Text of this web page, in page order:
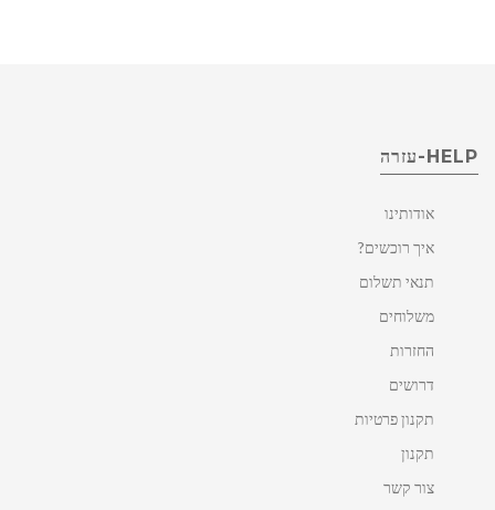
HELP-עזרה
אודותינו
איך רוכשים?
תנאי תשלום
משלוחים
החזרות
דרושים
תקנון פרטיות
תקנון
צור קשר